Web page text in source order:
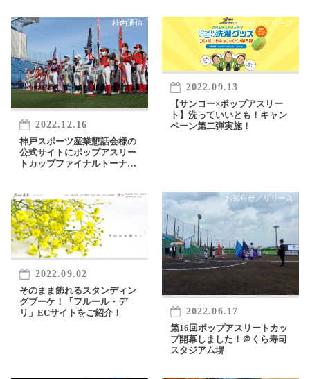
社内通信
2022.12.16
神戸スポーツ産業懇話会様の
公式サイトにポップアスリー
トカップファイナルトーナメ
お知らせ／リリース
2022.09.13
【サンコー×ポップアスリー
ト】洗っていいとも！キャン
ペーン第二弾実施！
お知らせ／リリース
2022.09.02
そのまま飾れるスタンディン
グブーケ！「フルール・デ
リ」ECサイトをご紹介！
お知らせ／リリース
2022.06.17
第16回ポップアスリートカッ
プ開幕しました！＠くら寿司
スタジアム堺